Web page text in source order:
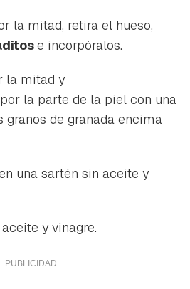
CANCELAR
la mitad, retira el hueso,
e incorpóralos.
la mitad y
la parte de la piel con una
granos de granada encima
una sartén sin aceite y
y vinagre.